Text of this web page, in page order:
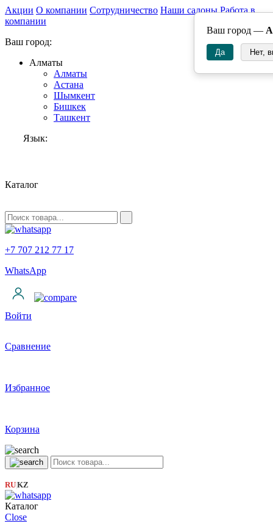
Ваш город —
Да Нет,
Акции О компании Сотрудничество Наши салоны Работа в
компании
Ваш город:
Алматы
Алматы
Астана
Шымкент
Бишкек
Ташкент
Язык:
Каталог
+7 707 212 77 17
WhatsApp
Войти
Сравнение
Избранное
Корзина
RU|KZ
Каталог
Close